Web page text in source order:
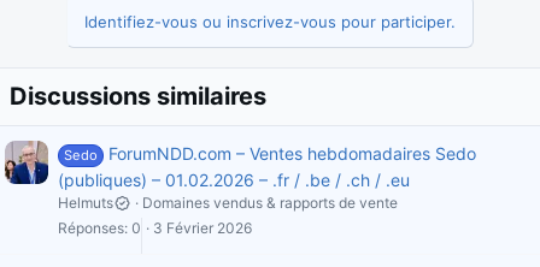
Identifiez-vous ou inscrivez-vous pour participer.
Discussions similaires
Sedo
ForumNDD.com – Ventes hebdomadaires Sedo
(publiques) – 01.02.2026 – .fr / .be / .ch / .eu
Helmuts
Domaines vendus & rapports de vente
Réponses 0 3 Février 2026